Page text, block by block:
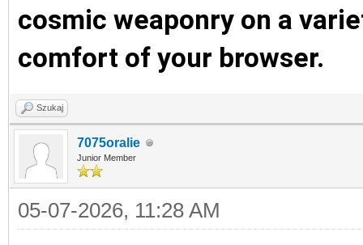
cosmic weaponry on a
comfort of your browser.
Szukaj
7075oralie
Junior Member
05-07-2026, 11:28 AM